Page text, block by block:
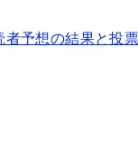
者予想の結果と投